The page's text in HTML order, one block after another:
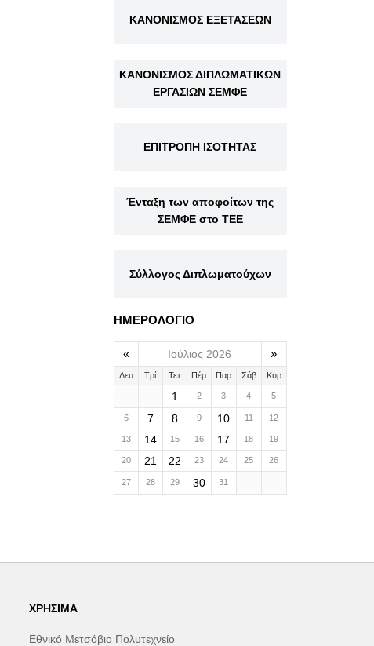
ΚΑΝΟΝΙΣΜΟΣ ΕΞΕΤΑΣΕΩΝ
ΚΑΝΟΝΙΣΜΟΣ ΔΙΠΛΩΜΑΤΙΚΩΝ
ΕΡΓΑΣΙΩΝ ΣΕΜΦΕ
ΕΠΙΤΡΟΠΗ ΙΣΟΤΗΤΑΣ
Ένταξη των αποφοίτων της
ΣΕΜΦΕ στο ΤΕΕ
Σύλλογος Διπλωματούχων
ΗΜΕΡΟΛΟΓΙΟ
« Ιούλιος 2026 »
Δευ Τρί Τετ Πέμ Παρ Σάβ Κυρ
1 2 3 4 5
6 7 8 9 10 11 12
13 14 15 16 17 18 19
20 21 22 23 24 25 26
27 28 29 30 31
ΧΡΉΣΙΜΑ
Εθνικό Μετσόβιο Πολυτεχνείο